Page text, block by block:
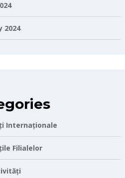
2024
Internaționale
Filialelor